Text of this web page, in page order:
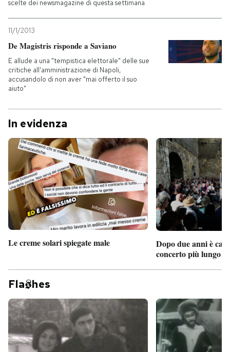
scelte dei newsmagazine di questa settimana
11/1/2013
De Magistris risponde a Saviano
E allude a una "tempistica elettorale" delle sue
critiche all'amministrazione di Napoli,
accusandolo di non aver "mai offerto il suo
aiuto"
In evidenza
Le creme solari spiegate male
Dopo due anni è
concerto più lungo
Fla hes